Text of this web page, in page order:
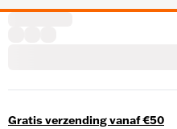
Gratis verzending vanaf €50